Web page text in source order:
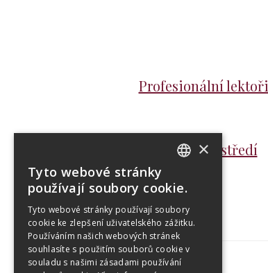
Profesionální lektoři
Příjemné prostředí
×
Tyto webové stránky
používají soubory cookie.
Tyto webové stránky používají soubory
cookie ke zlepšení uživatelského zážitku.
Používáním našich webových stránek
souhlasíte s použitím souborů cookie v
souladu s našimi zásadami používání